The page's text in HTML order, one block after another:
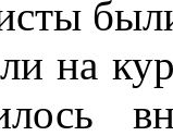
на